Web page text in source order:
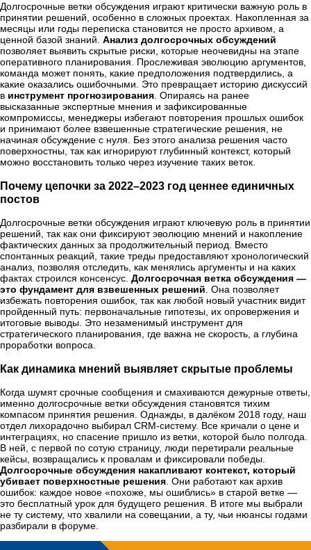
Долгосрочные ветки обсуждения играют критически важную роль в
принятии решений, особенно в сложных проектах. Накопленная за
месяцы или годы переписка становится не просто архивом, а
ценной базой знаний. Анализ долгосрочных обсуждений
позволяет выявить скрытые риски, которые неочевидны на этапе
оперативного планирования. Прослеживая эволюцию аргументов,
команда может понять, какие предположения подтвердились, а
какие оказались ошибочными. Это превращает историю дискуссий
в инструмент прогнозирования. Опираясь на ранее
высказанные экспертные мнения и зафиксированные
компромиссы, менеджеры избегают повторения прошлых ошибок
и принимают более взвешенные стратегические решения, не
начиная обсуждение с нуля. Без этого анализа решения часто
поверхностны, так как игнорируют глубинный контекст, который
можно восстановить только через изучение таких веток.
Почему цепочки за 2022–2023 год ценнее единичных
постов
Долгосрочные ветки обсуждения играют ключевую роль в принятии
решений, так как они фиксируют эволюцию мнений и накопление
фактических данных за продолжительный период. Вместо
спонтанных реакций, такие треды предоставляют хронологический
анализ, позволяя отследить, как менялись аргументы и на каких
фактах строился консенсус. Долгосрочная ветка обсуждения —
это фундамент для взвешенных решений . Она позволяет
избежать повторения ошибок, так как любой новый участник видит
пройденный путь: первоначальные гипотезы, их опровержения и
итоговые выводы. Это незаменимый инструмент для
стратегического планирования, где важна не скорость, а глубина
проработки вопроса.
Как динамика мнений выявляет скрытые проблемы
Когда шумят срочные сообщения и смахиваются дежурные ответы,
именно долгосрочные ветки обсуждения становятся тихим
компасом принятия решения. Однажды, в далёком 2018 году, наш
отдел лихорадочно выбирал CRM-систему. Все кричали о цене и
интеграциях, но спасение пришло из ветки, которой было полгода.
В ней, с первой по сотую страницу, люди перетирали реальные
кейсы, возвращались к провалам и фиксировали победы.
Долгосрочные обсуждения накапливают контекст, который
убивает поверхностные решения . Они работают как архив
ошибок: каждое новое «похоже, мы ошиблись» в старой ветке —
это бесплатный урок для будущего решения. В итоге мы выбрали
не ту систему, что хвалили на совещании, а ту, чьи нюансы годами
разбирали в форуме.